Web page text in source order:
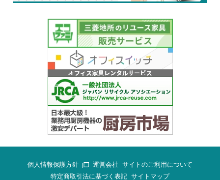
個人情報保護方針 運営会社 サイトのご利用について
特定商取引法に基づく表記 サイトマップ